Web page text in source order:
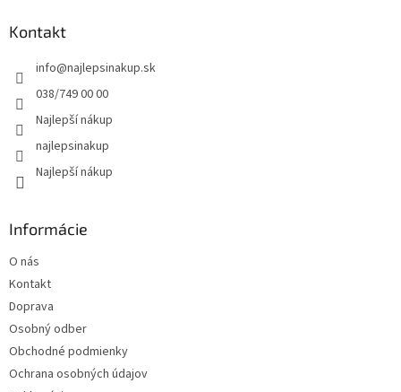
Kontakt
info@najlepsinakup.sk
038/749 00 00
Najlepší nákup
najlepsinakup
Najlepší nákup
Informácie
O nás
Kontakt
Doprava
Osobný odber
Obchodné podmienky
Ochrana osobných údajov